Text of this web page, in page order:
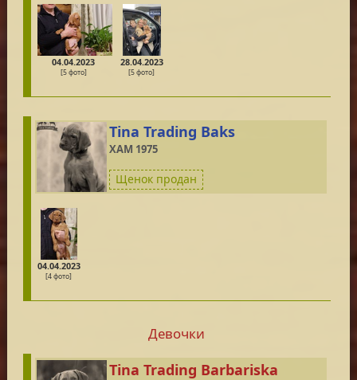
04.04.2023
[5 фото]
28.04.2023
[5 фото]
Tina Trading Baks
XAM 1975
Щенок продан
04.04.2023
[4 фото]
Девочки
Tina Trading Barbariska